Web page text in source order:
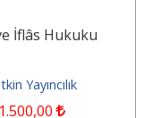
İflâs Hukuku
Yayıncılık
1.500,00